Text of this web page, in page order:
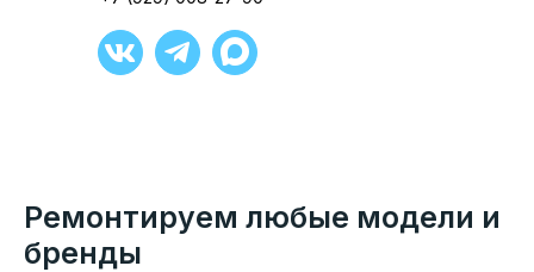
Ремонтируем любые модели и
бренды